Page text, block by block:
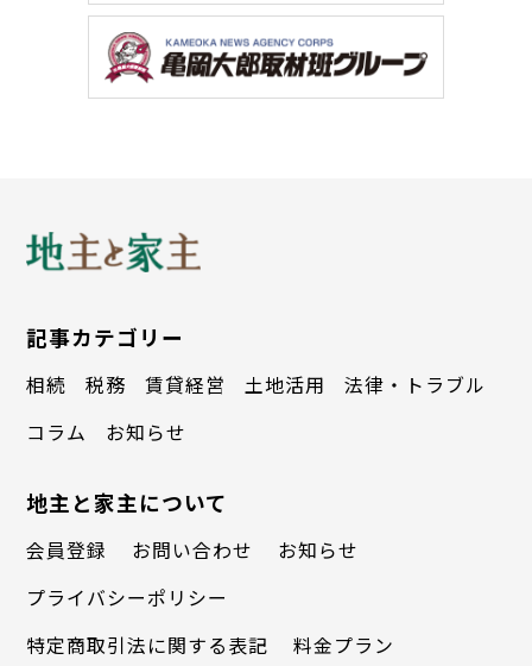
社長デザイン
の
記事カテゴリー
相続 税務 賃貸経営 土地活用
法律・トラブル
コラム
お知らせ
地主と家主について
会員登録 お問い合わせ
お知らせ
プライバシーポリシー
特定商取引法に関する表記
料金プラン